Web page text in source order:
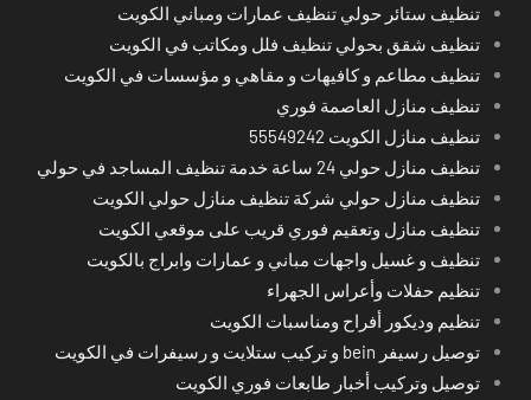
تنظيف ستائر حولي تنظيف عمارات ومباني الكويت
تنظيف شقق بحولي تنظيف فلل ومكاتب في الكويت
تنظيف مطاعم و كافيهات و مقاهي و مؤسسات في الكويت
تنظيف منازل العاصمة فوري
تنظيف منازل الكويت 55549242
تنظيف منازل حولي 24 ساعة خدمة تنظيف المساجد في حولي
تنظيف منازل حولي شركة تنظيف منازل حولي الكويت
تنظيف منازل وتعقيم فوري قريب على موقعي الكويت
تنظيف و غسيل واجهات مباني و عمارات وابراج بالكويت
تنظيم حفلات وأعراس الجهراء
تنظيم وديكور أفراح ومناسبات الكويت
توصيل رسيفر bein و تركيب ستلايت و رسيفرات في الكويت
توصيل وتركيب أخبار طابعات فوري الكويت